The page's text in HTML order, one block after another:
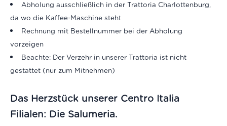
Abholung ausschließlich in der Trattoria Charlottenburg,
da wo die Kaffee-Maschine steht
Rechnung mit Bestellnummer bei der Abholung
vorzeigen
Beachte: Der Verzehr in unserer Trattoria ist nicht
gestattet (nur zum Mitnehmen)
Das Herzstück unserer Centro Italia
Filialen: Die Salumeria.